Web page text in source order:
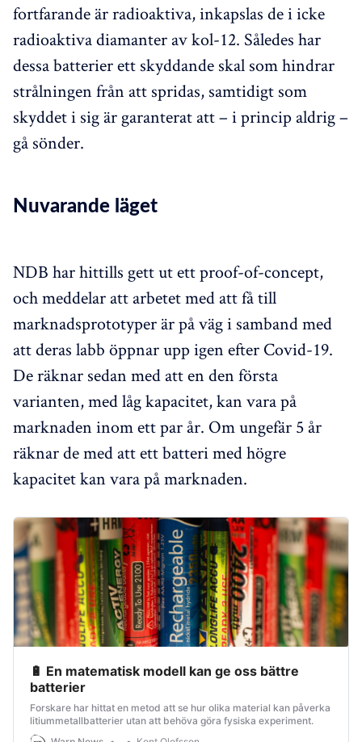
fortfarande är radioaktiva, inkapslas de i icke
radioaktiva diamanter av kol-12. Således har
dessa batterier ett skyddande skal som hindrar
strålningen från att spridas, samtidigt som
skyddet i sig är garanterat att – i princip aldrig –
gå sönder.
Nuvarande läget
NDB har hittills gett ut ett proof-of-concept,
och meddelar att arbetet med att få till
marknadsprototyper är på väg i samband med
att deras labb öppnar upp igen efter Covid-19.
De räknar sedan med att en den första
varianten, med låg kapacitet, kan vara på
marknaden inom ett par år. Om ungefär 5 år
räknar de med att ett batteri med högre
kapacitet kan vara på marknaden.
🔋 En matematisk modell kan ge oss bättre
batterier
Forskare har hittat en metod att se hur olika material kan påverka
litiummetallbatterier utan att behöva göra fysiska experiment.